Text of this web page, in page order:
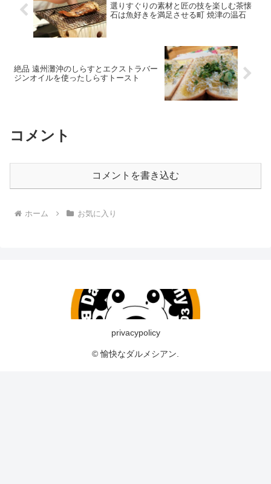
選りすぐりの素材と匠の技を楽しむ茶懐
石は魚好きを満足させる町 焼津の温石
絶品 遠州灘沖のしらすとエクストラバー
ジンオイルを使ったしらすトースト
コメント
コメントを書き込む
ホーム お気に入り
privacypolicy
© 愉快なダルメシアン.